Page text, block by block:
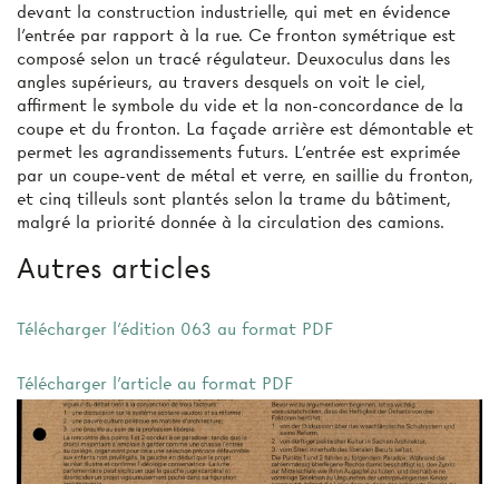
devant la construction industrielle, qui met en évidence
l'entrée par rapport à la rue. Ce fronton symétrique est
composé selon un tracé régulateur. Deuxoculus dans les
angles supérieurs, au travers desquels on voit le ciel,
affirment le symbole du vide et la non-concordance de la
coupe et du fronton. La façade arrière est démontable et
permet les agrandissements futurs. L'entrée est exprimée
par un coupe-vent de métal et verre, en saillie du fronton,
et cinq tilleuls sont plantés selon la trame du bâtiment,
malgré la priorité donnée à la circulation des camions.
Autres articles
Télécharger l'édition 063 au format PDF
Télécharger l'article au format PDF